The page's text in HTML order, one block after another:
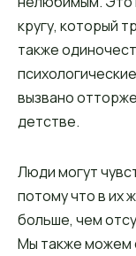
кругу, который
также
вызвано
детстве.
Люди могут
потому что в их
больше, чем
Мы также можем